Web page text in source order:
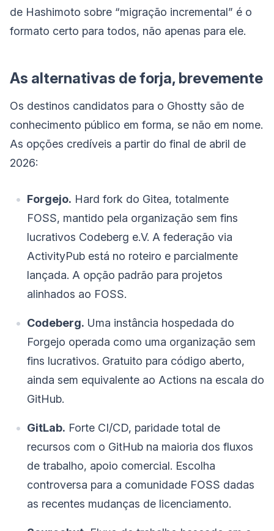
de Hashimoto sobre “migração incremental” é o
formato certo para todos, não apenas para ele.
As alternativas de forja, brevemente
Os destinos candidatos para o Ghostty são de
conhecimento público em forma, se não em nome.
As opções credíveis a partir do final de abril de
2026:
Forgejo. Hard fork do Gitea, totalmente
FOSS, mantido pela organização sem fins
lucrativos Codeberg e.V. A federação via
ActivityPub está no roteiro e parcialmente
lançada. A opção padrão para projetos
alinhados ao FOSS.
Codeberg. Uma instância hospedada do
Forgejo operada como uma organização sem
fins lucrativos. Gratuito para código aberto,
ainda sem equivalente ao Actions na escala do
GitHub.
GitLab. Forte CI/CD, paridade total de
recursos com o GitHub na maioria dos fluxos
de trabalho, apoio comercial. Escolha
controversa para a comunidade FOSS dadas
as recentes mudanças de licenciamento.